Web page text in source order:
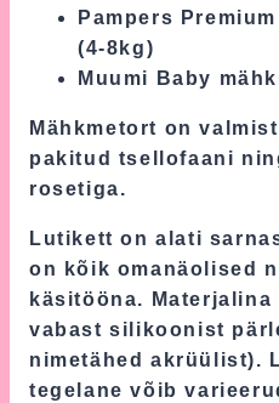
Pampers
(4-8kg)
Muumi Baby
Mähkmetort on
pakitud tsellofaani
rosetiga.
Lutikett on alati
on kõik omanäolised
käsitööna.
vabast silikoonist
nimetähed akrüülist).
tegelane võib